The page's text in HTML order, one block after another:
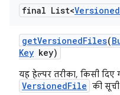
final List<Versioned
getVersionedFiles(
Key key)
यह हेल्पर तरीका, किसी दिए
VersionedFile की